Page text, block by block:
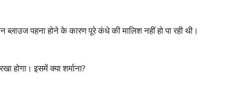
पहना होने के कारण पूरे कंधे की मालिश नहीं हो पा रही थी।
इसमें क्या शर्माना?